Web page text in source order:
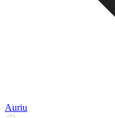
Auriu